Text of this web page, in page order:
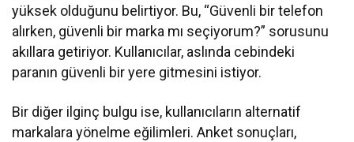
yüksek olduğunu belirtiyor. Bu, “Güvenli bir telefon
alırken, güvenli bir marka mı seçiyorum?” sorusunu
akıllara getiriyor. Kullanıcılar, aslında cebindeki
paranın güvenli bir yere gitmesini istiyor.
Bir diğer ilginç bulgu ise, kullanıcıların alternatif
markalara yönelme eğilimleri. Anket sonuçları,